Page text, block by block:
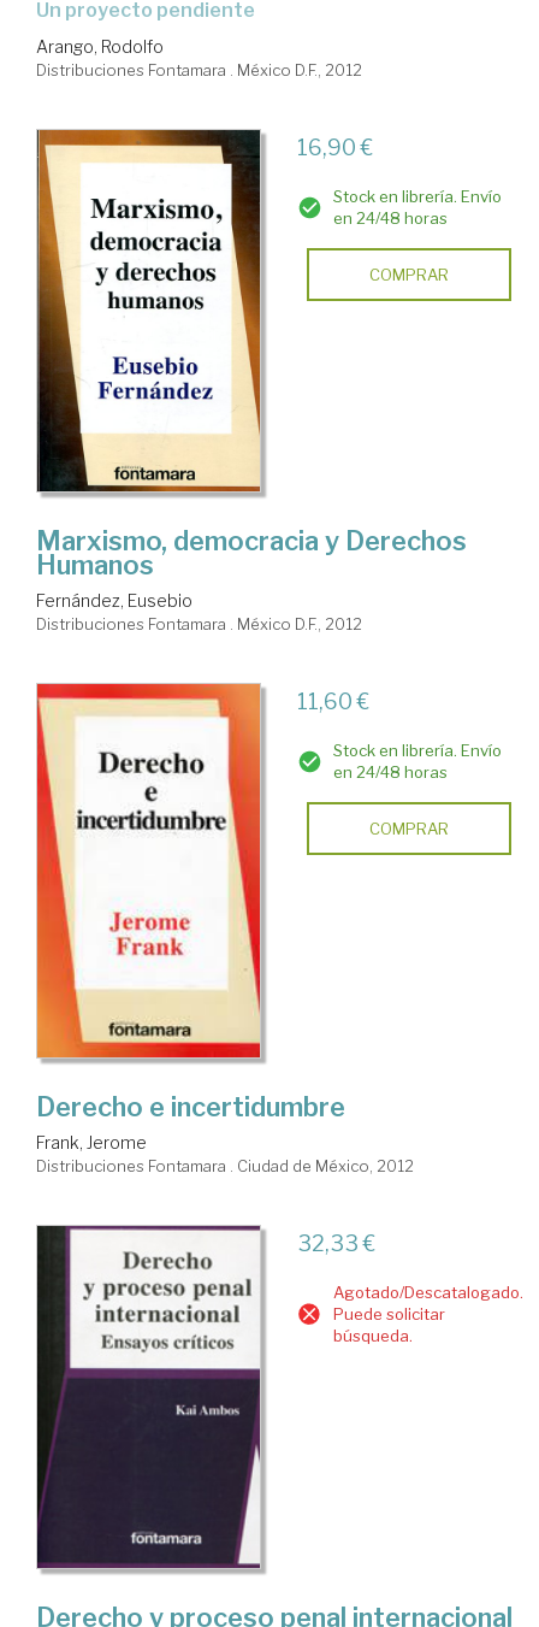
un proyecto pendiente
Arango, Rodolfo
Distribuciones Fontamara . México D.F., 2012
16,90 €
Stock en librería. Envío
en 24/48 horas
COMPRAR
Marxismo, democracia y Derechos
Humanos
Fernández, Eusebio
Distribuciones Fontamara . México D.F., 2012
11,60 €
Stock en librería. Envío
en 24/48 horas
COMPRAR
Derecho e incertidumbre
Frank, Jerome
Distribuciones Fontamara . Ciudad de México, 2012
32,33 €
Agotado/Descatalogado.
Puede solicitar
búsqueda.
Derecho y proceso penal internacional